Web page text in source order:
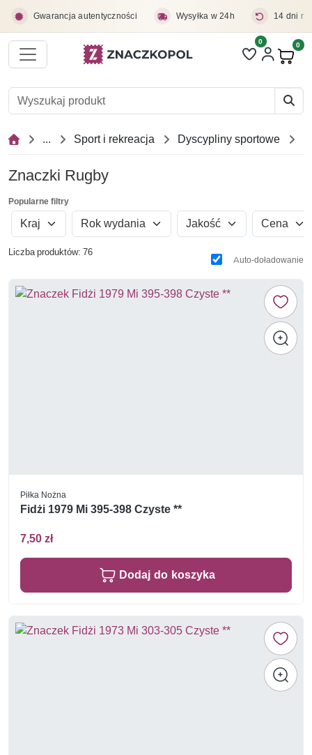
Gwarancja autentyczności Wysyłka w 24h 14 dni
Liczba pozycji
0 0
... Sport i rekreacja Dyscypliny sportowe
Znaczki Rugby
Popularne filtry
Kraj Rok wydania Jakość Cena
Liczba produktów: 76
Auto-doładowanie
Piłka Nożna
Fidżi 1979 Mi 395-398 Czyste **
7,50 zł
Dodaj do koszyka